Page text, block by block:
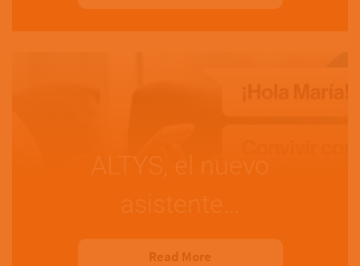
ALTYS, el nuevo
asistente…
Read More